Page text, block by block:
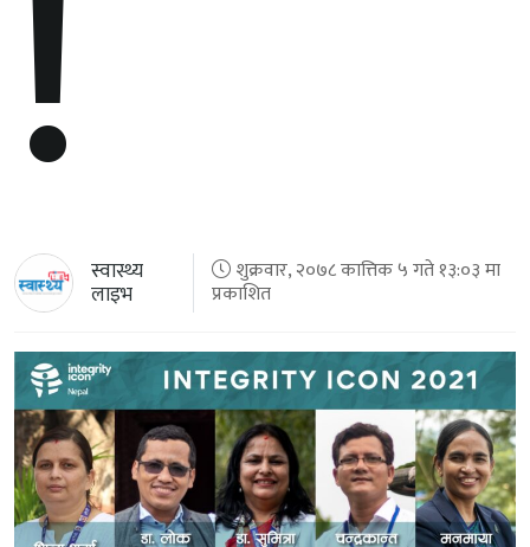
स्वास्थ्य
लाइभ
शुक्रवार, २०७८ कात्तिक ५ गते १३:०३ मा
प्रकाशित